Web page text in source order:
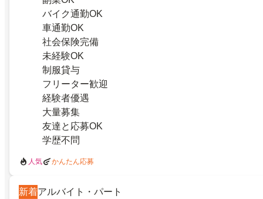
バイク通勤OK
車通勤OK
社会保険完備
未経験OK
制服貸与
フリーター歓迎
経験者優遇
大量募集
友達と応募OK
学歴不問
人気 かんたん応募
新着アルバイト・パート